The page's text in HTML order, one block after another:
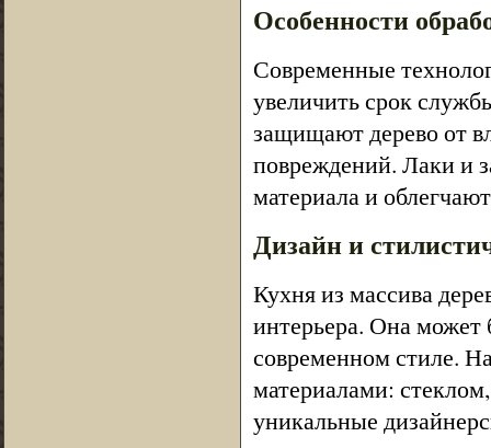
Особенности
Современные
увеличить срок
защищают дерево от
повреждений. Лаки и
материала и
Дизайн и
Кухня из массива
интерьера. Она может
современном стиле.
материалами:
уникальные